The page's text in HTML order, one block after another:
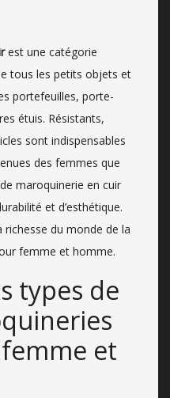
est une catégorie
tous les petits objets et
portefeuilles, porte-
étuis. Résistants,
sont indispensables
des femmes que
maroquinerie en cuir
et d’esthétique.
du monde de la
femme et homme.
types de
et